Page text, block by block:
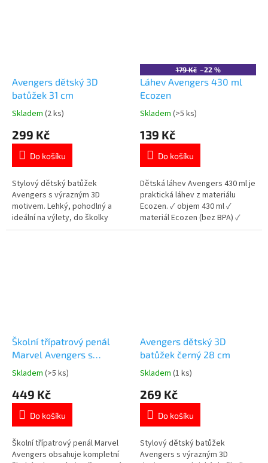
Avengers dětský 3D
batůžek 31 cm
Průměrné
produktu
5,0
5
hvězdiček.
Skladem (2 ks)
299 Kč
Do košíku
Stylový dětský batůžek
Avengers s výrazným 3D
motivem. Lehký, pohodlný a
ideální na výlety, do školky
nebo na volný čas 🦸‍♂️🎒 Více
179 Kč –22 %
Láhev Avengers 430 ml
Ecozen
Průměrné
produktu
5,0
5
hvězdiček.
Skladem (>5 ks)
139 Kč
Do košíku
Dětská láhev Avengers 430 ml je
praktická láhev z materiálu
Ecozen. ✓ objem 430 ml ✓
materiál Ecozen (bez BPA) ✓
lehká a odolná ✓ licencovaný
Školní třípatrový penál
Marvel Avengers s
vybavením
Průměrné
produktu
5,0
5
hvězdiček.
Skladem (>5 ks)
449 Kč
Do košíku
Školní třípatrový penál Marvel
Avengers obsahuje kompletní
Avengers dětský 3D
batůžek černý 28 cm
Průměrné
produktu
5,0
5
hvězdiček.
Skladem (1 ks)
269 Kč
Do košíku
Stylový dětský batůžek
Avengers s výrazným 3D